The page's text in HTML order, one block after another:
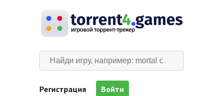
Регистрация Войти